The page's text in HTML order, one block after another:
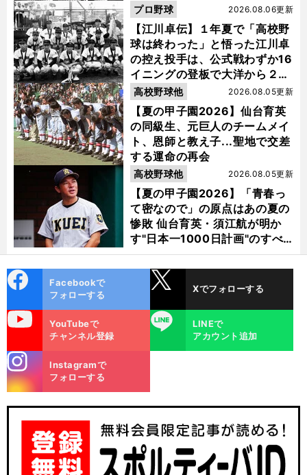
【江川卓伝】１年夏で「高校野
球は終わった」と悟った江川卓
の控え投手は、公式戦わずか16
イニングの登板で大洋から２位
指名を受けた
2026.08.06更新
プロ野球
【夏の甲子園2026】仙台育英
の同級生、元巨人のチームメイ
ト、恩師と教え子...聖地で交差
する運命の再会
2026.08.05更新
高校野球他
【夏の甲子園2026】「青春っ
て密なので」の原点はあの夏の
惨敗 仙台育英・須江航が明か
す"日本一1000日計画"のすべ
て
2026.08.05更新
高校野球他
ok
Facebookで
フォローする
Xでフォローする
YouTubeで
チャンネル登録
LINE
LINEで
アカウント追加
m
Instagramで
フォローする